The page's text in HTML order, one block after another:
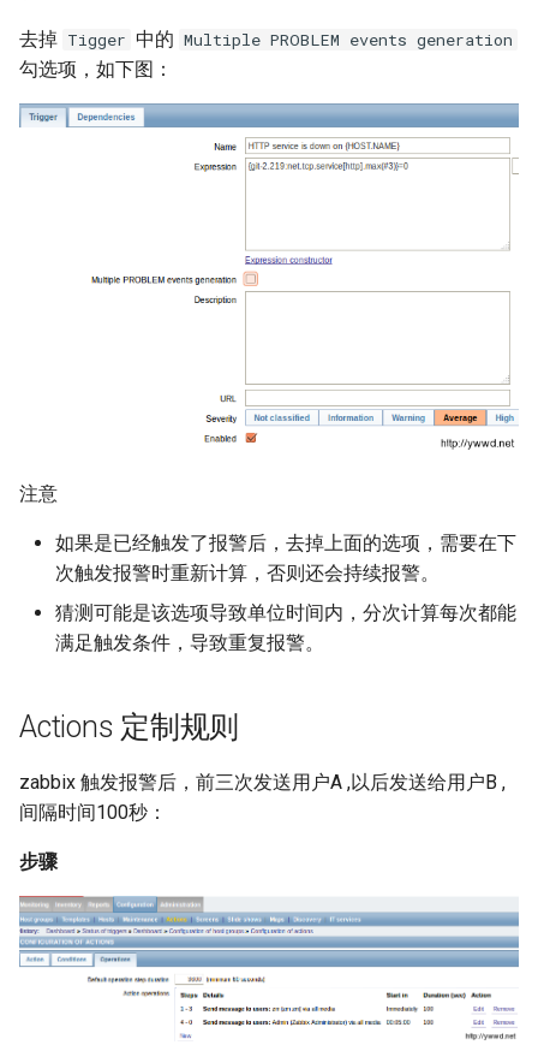
stat 命令
tee 命令
LVM 逻辑卷管理器
去掉 Tigger 中的 Multiple PROBLEM events generation
勾选项，如下图：
注意
如果是已经触发了报警后，去掉上面的选项，需要在下
次触发报警时重新计算，否则还会持续报警。
猜测可能是该选项导致单位时间内，分次计算每次都能
满足触发条件，导致重复报警。
Actions 定制规则
zabbix 触发报警后，前三次发送用户A ,以后发送给用户B ,
间隔时间100秒：
步骤